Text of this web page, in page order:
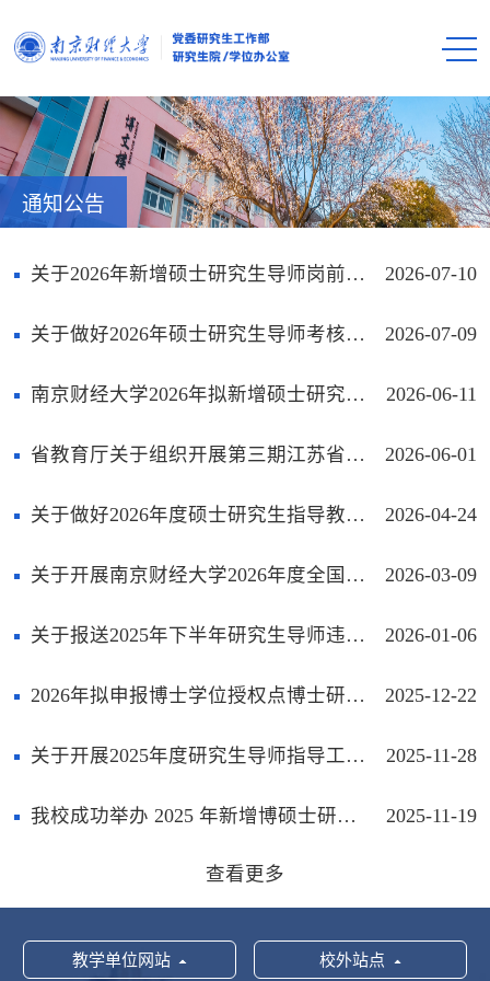
通知公告
2026-07-10
关于2026年新增硕士研究生导师岗前培训的通知
2026-07-09
关于做好2026年硕士研究生导师考核工作的通知
2026-06-11
南京财经大学2026年拟新增硕士研究生指导教师名单公示
2026-06-01
省教育厅关于组织开展第三期江苏省研究生导师在线培训的通知
2026-04-24
关于做好2026年度硕士研究生指导教师资格遴选和招生资格确定工作的通知
2026-03-09
关于开展南京财经大学2026年度全国研究生教育评估监测专家库更新与报送工作的通知
2026-01-06
关于报送2025年下半年研究生导师违反职业道德规范“十不准”情况的通知
2025-12-22
2026年拟申报博士学位授权点博士研究生导师资格拟认定名单公示
2025-11-28
关于开展2025年度研究生导师指导工作量复核报送工作的通知
2025-11-19
我校成功举办 2025 年新增博硕士研究生指导教师培训会
查看更多
教学单位网站 校外站点